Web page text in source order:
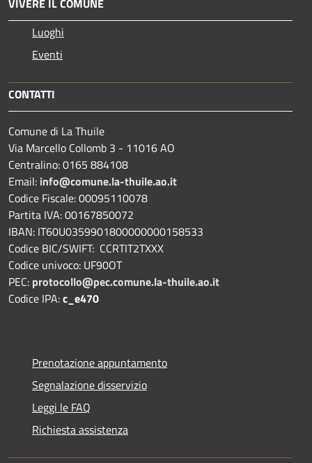
Luoghi
Eventi
CONTATTI
Comune di La Thuile
Via Marcello Collomb 3 - 11016 AO
Centralino: 0165 884108
Email: info@comune.la-thuile.ao.it
Codice Fiscale: 00095110078
Partita IVA: 00167850072
IBAN: IT60U0359901800000000158533
Codice BIC/SWIFT: CCRTIT2TXXX
Codice univoco: UF90OT
PEC: protocollo@pec.comune.la-thuile.ao.it
Codice IPA:c_e470
Prenotazione appuntamento
Segnalazione disservizio
Leggi le FAQ
Richiesta assistenza